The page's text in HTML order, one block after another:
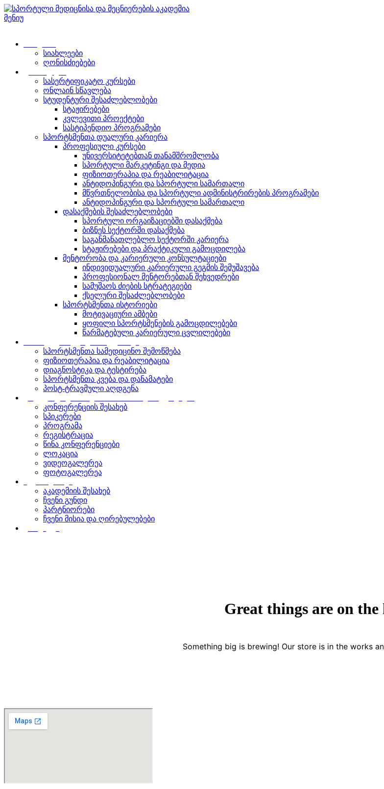
მენიუ
სიახლეები
ღონისძიებები
სასერტიფიკატო კურსები
ონლაინ სწავლება
სტუდენტური შესაძლებლობები
სტაჟირებები
კვლევითი პროექტები
სასტიპენდიო პროგრამები
სპორტსმენთა დუალური კარიერა
პროფესიული კურსები
უნივერსიტეტებთან თანამშრომლობა
სპორტული მარკეტინგი და მედია
ფიზიოთერაპია და რეაბილიტაცია
ანტიდოპინგური და სპორტული სამართალი
მწვრთნელობისა და სპორტული ადმინისტრირების პროგრამები
ანტიდოპინგური და სპორტული სამართალი
დასაქმების შესაძლებლობები
სპორტული ორგაიზაციებში დასაქმება
ბიზნეს სექტორში დასაქმება
საგანმანათლებლო სექტორში კარიერა
სტაჟირებები და პრაქტიკული გამოცდილება
მენტორობა და კარიერული კონსულტაციები
ინდივიდუალური კარიერული გეგმის შემუშავება
პროფესიონალ მენტორებთან შეხვედრები
სამუშაოს ძიების სტრატეგიები
ქსელური შესაძლებლობები
სპორტსმენთა ისტორიები
მოტივაციური ამბები
ყოფილი სპორტსმენების გამოცდილებები
წარმატებული კარიერული ცვლილებები
სპორტსმენთა სამედიცინო შემოწმება
ფიზიოთერაპია და რეაბილიტაცია
დიაგნოსტიკა და ტესტირება
სპორტსმენთა კვება და დანამატები
პოსტ-ტრავმული აღდგენა
კონფერენციის შესახებ
სპიკერები
პროგრამა
რეგისტრაცია
წინა კონფერენციები
ლოკაცია
ვიდეოგალერეა
ფოტოგალერეა
აკადემიის შესახებ
ჩვენი გუნდი
პარტნიორები
ჩვენი მისია და ღირებულებები
Great things are on
Something big is brewing! Our store is in the works